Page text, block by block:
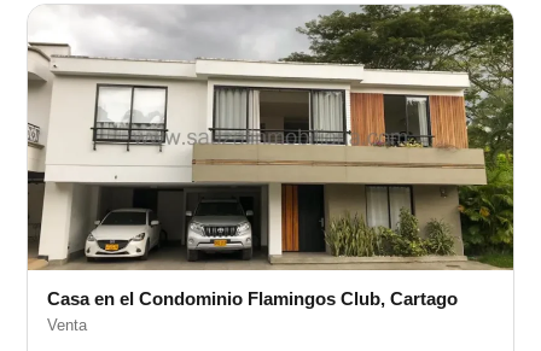
Casa en el Condominio Flamingos Club, Cartago
Venta